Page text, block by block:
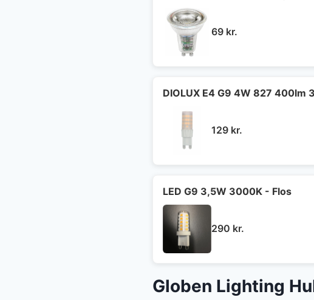
69 kr.
DIOLUX E4 G9 4W 827 400lm
129 kr.
LED G9 3,5W 3000K - Flos
290 kr.
Globen Lighting